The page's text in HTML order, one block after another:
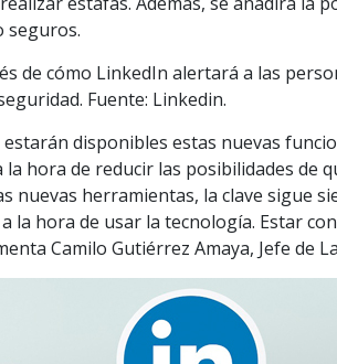
seguros.
de cómo LinkedIn alertará a las
Fuente: Linkedin.
disponibles estas nuevas
la hora de reducir las posibilidades de
nuevas herramientas, la clave sigue
la hora de usar la tecnología. Estar
Camilo Gutiérrez Amaya, Jefe de